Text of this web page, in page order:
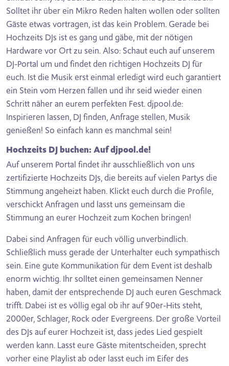
Solltet ihr über ein Mikro Reden halten wollen oder sollten
Gäste etwas vortragen, ist das kein Problem. Gerade bei
Hochzeits DJs ist es gang und gäbe, mit der nötigen
Hardware vor Ort zu sein. Also: Schaut euch auf unserem
DJ-Portal um und findet den richtigen Hochzeits DJ für
euch. Ist die Musik erst einmal erledigt wird euch garantiert
ein Stein vom Herzen fallen und ihr seid wieder einen
Schritt näher an eurem perfekten Fest. djpool.de:
Inspirieren lassen, DJ finden, Anfrage stellen, Musik
genießen! So einfach kann es manchmal sein!
Hochzeits DJ buchen: Auf djpool.de!
Auf unserem Portal findet ihr ausschließlich von uns
zertifizierte Hochzeits DJs, die bereits auf vielen Partys die
Stimmung angeheizt haben. Klickt euch durch die Profile,
verschickt Anfragen und lasst uns gemeinsam die
Stimmung an eurer Hochzeit zum Kochen bringen!
Dabei sind Anfragen für euch völlig unverbindlich.
Schließlich muss gerade der Unterhalter euch sympathisch
sein. Eine gute Kommunikation für dem Event ist deshalb
enorm wichtig. Ihr solltet einen gemeinsamen Nenner
haben, damit der entsprechende DJ auch euren Geschmack
trifft. Dabei ist es völlig egal ob ihr auf 90er-Hits steht,
2000er, Schlager, Rock oder Evergreens. Der große Vorteil
des DJs auf eurer Hochzeit ist, dass jedes Lied gespielt
werden kann. Lasst eure Gäste mitentscheiden, sprecht
vorher eine Playlist ab oder lasst euch im Eifer des